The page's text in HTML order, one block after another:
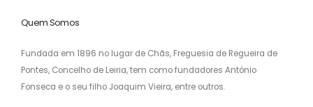
Quem Somos
Fundada em 1896 no lugar de Chãs, Freguesia de Regueira de
Pontes, Concelho de Leiria, tem como fundadores António
Fonseca e o seu filho Joaquim Vieira, entre outros.